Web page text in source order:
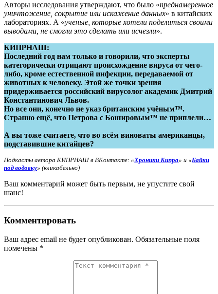
Авторы исследования утверждают, что было «преднамеренное
уничтожение, сокрытие или искажение данных» в китайских
лабораториях. А «ученые, которые хотели поделиться своими
выводами, не смогли это сделать или исчезли».
КИПРНАШ:
Последний год нам только и говорили, что эксперты
категорически отрицают происхождение вируса от чего-
либо, кроме естественной инфекции, передаваемой от
животных к человеку. Этой же точки зрения
придерживается российский вирусолог академик Дмитрий
Константинович Львов.
Но все они, конечно не указ британским учёным™.
Странно ещё, что Петрова с Бошировым™ не приплели…
А вы тоже считаете, что во всём виноваты американцы,
подставившие китайцев?
Подкасты автора КИПРНАШ в ВКонтакте: «Хроники Кипра» и «Байки
под водовку» (кликабельно)
Ваш комментарий может быть первым, не упустите свой
шанс!
Комментировать
Ваш адрес email не будет опубликован. Обязательные поля
помечены *